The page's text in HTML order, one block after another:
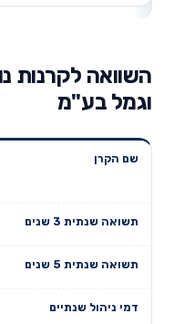
השוואה לקרנות
וגמל בע"מ